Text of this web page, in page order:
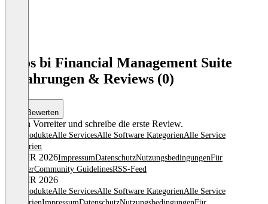
loyos bi Financial Management Suite
Erfahrungen & Reviews (0)
Bewerten
Sei ein Vorreiter und schreibe die erste Review.
Alle ProdukteAlle ServicesAlle Software KategorienAlle Service
Kategorien
© OMR 2026ImpressumDatenschutzNutzungsbedingungenFür
AnbieterCommunity GuidelinesRSS-Feed
© OMR 2026
Alle ProdukteAlle ServicesAlle Software KategorienAlle Service